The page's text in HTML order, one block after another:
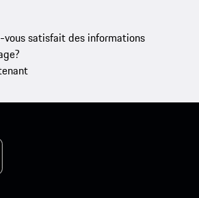
vous satisfait des informations